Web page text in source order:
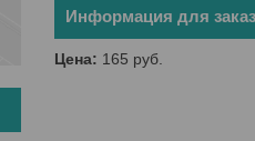
Информация для
Цена: 165 руб.